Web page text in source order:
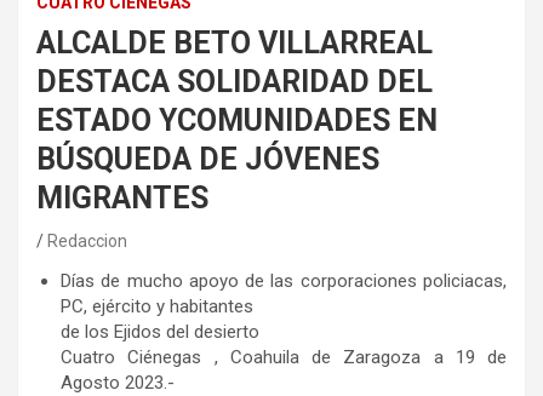
ALCALDE BETO VILLARREAL
DESTACA SOLIDARIDAD DEL
ESTADO YCOMUNIDADES EN
BÚSQUEDA DE JÓVENES
MIGRANTES
Redaccion
Días de mucho apoyo de las corporaciones policiacas,
PC, ejército y habitantes
de los Ejidos del desierto
Cuatro Ciénegas , Coahuila de Zaragoza a 19 de
Agosto 2023.-